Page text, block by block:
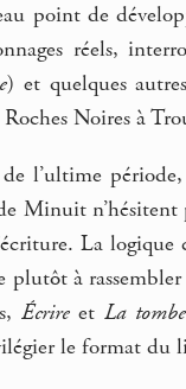
point de
réels,
) et quelques
Roches Noires à
l’ultime
Minuit
La
plutôt à
ÉcrireetLa
le format du